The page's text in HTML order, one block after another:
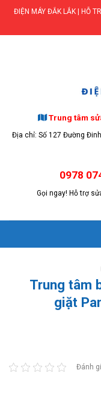
Skip
content
ĐIỆN MÁY ĐẮK LẮK | HỖ
Trung tâm
Địa chỉ: Số 127 Đường Đinh
0978
Gọi ngay! Hỗ trợ
Trung tâm
giặt
Đánh